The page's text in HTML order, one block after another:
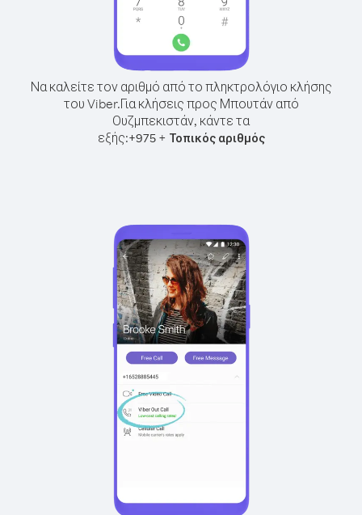
Να καλείτε τον αριθμό από το πληκτρολόγιο κλήσης
του Viber.Για κλήσεις προς Μπουτάν από
Ουζμπεκιστάν, κάντε τα
εξής:+975+ Τοπικός αριθμός